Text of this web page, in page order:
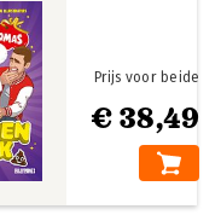
€ 38,49
Prijs voor beide